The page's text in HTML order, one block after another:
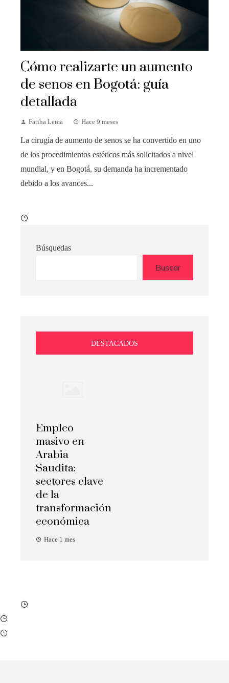
Cómo realizarte un aumento
de senos en Bogotá: guía
detallada
Fatiha Lema Hace 9 meses
La cirugía de aumento de senos se ha convertido en uno
de los procedimientos estéticos más solicitados a nivel
mundial, y en Bogotá, su demanda ha incrementado
debido a los avances...
Búsquedas
Buscar
DESTACADOS
Empleo
masivo en
Arabia
Saudita:
sectores clave
de la
transformación
económica
Hace 1 mes